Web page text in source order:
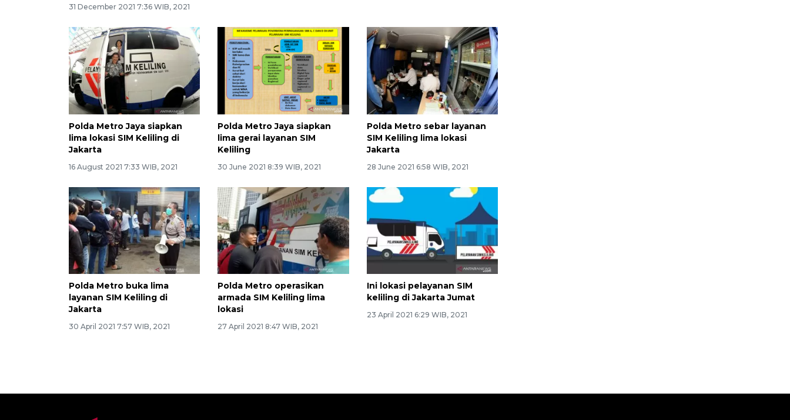
31 December 2021 7:36 WIB, 2021
Polda Metro Jaya siapkan
lima lokasi SIM Keliling di
Jakarta
16 August 2021 7:33 WIB, 2021
Polda Metro Jaya siapkan
lima gerai layanan SIM
Keliling
30 June 2021 8:39 WIB, 2021
Polda Metro sebar layanan
SIM Keliling lima lokasi
Jakarta
28 June 2021 6:58 WIB, 2021
Polda Metro buka lima
layanan SIM Keliling di
Jakarta
30 April 2021 7:57 WIB, 2021
Polda Metro operasikan
armada SIM Keliling lima
lokasi
27 April 2021 8:47 WIB, 2021
Ini lokasi pelayanan SIM
keliling di Jakarta Jumat
23 April 2021 6:29 WIB, 2021